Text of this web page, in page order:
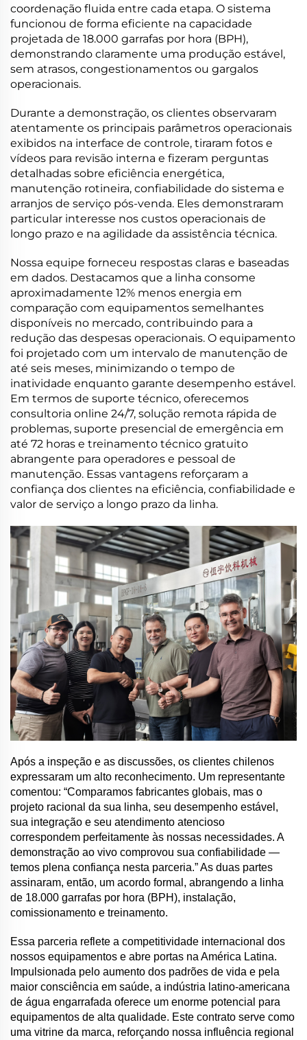
coordenação fluida entre cada etapa. O sistema
funcionou de forma eficiente na capacidade
projetada de 18.000 garrafas por hora (BPH),
demonstrando claramente uma produção estável,
sem atrasos, congestionamentos ou gargalos
operacionais.
Durante a demonstração, os clientes observaram
atentamente os principais parâmetros operacionais
exibidos na interface de controle, tiraram fotos e
vídeos para revisão interna e fizeram perguntas
detalhadas sobre eficiência energética,
manutenção rotineira, confiabilidade do sistema e
arranjos de serviço pós-venda. Eles demonstraram
particular interesse nos custos operacionais de
longo prazo e na agilidade da assistência técnica.
Nossa equipe forneceu respostas claras e baseadas
em dados. Destacamos que a linha consome
aproximadamente 12% menos energia em
comparação com equipamentos semelhantes
disponíveis no mercado, contribuindo para a
redução das despesas operacionais. O equipamento
foi projetado com um intervalo de manutenção de
até seis meses, minimizando o tempo de
inatividade enquanto garante desempenho estável.
Em termos de suporte técnico, oferecemos
consultoria online 24/7, solução remota rápida de
problemas, suporte presencial de emergência em
até 72 horas e treinamento técnico gratuito
abrangente para operadores e pessoal de
manutenção. Essas vantagens reforçaram a
confiança dos clientes na eficiência, confiabilidade e
valor de serviço a longo prazo da linha.
Após a inspeção e as discussões, os clientes chilenos
expressaram um alto reconhecimento. Um representante
comentou: “Comparamos fabricantes globais, mas o
projeto racional da sua linha, seu desempenho estável,
sua integração e seu atendimento atencioso
correspondem perfeitamente às nossas necessidades. A
demonstração ao vivo comprovou sua confiabilidade —
temos plena confiança nesta parceria.” As duas partes
assinaram, então, um acordo formal, abrangendo a linha
de 18.000 garrafas por hora (BPH), instalação,
comissionamento e treinamento.
Essa parceria reflete a competitividade internacional dos
nossos equipamentos e abre portas na América Latina.
Impulsionada pelo aumento dos padrões de vida e pela
maior consciência em saúde, a indústria latino-americana
de água engarrafada oferece um enorme potencial para
equipamentos de alta qualidade. Este contrato serve como
uma vitrine da marca, reforçando nossa influência regional